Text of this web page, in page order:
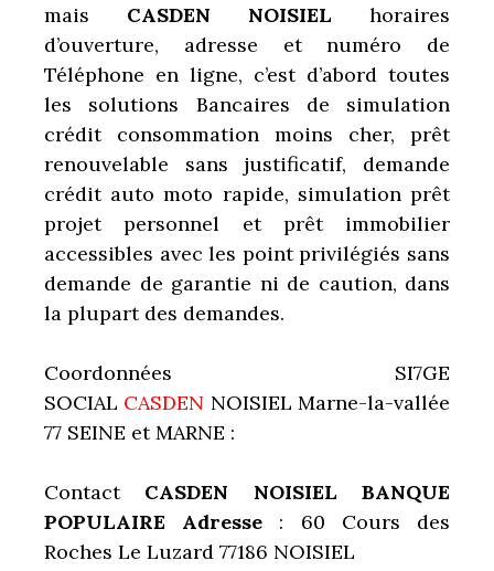
mais CASDEN NOISIEL horaires
d’ouverture, adresse et numéro de
Téléphone en ligne, c’est d’abord toutes
les solutions Bancaires de simulation
crédit consommation moins cher, prêt
renouvelable sans justificatif, demande
crédit auto moto rapide, simulation prêt
projet personnel et prêt immobilier
accessibles avec les point privilégiés sans
demande de garantie ni de caution, dans
la plupart des demandes.
Coordonnées SI7GE
SOCIAL CASDEN NOISIEL Marne-la-vallée
77 SEINE et MARNE :
Contact CASDEN NOISIEL BANQUE
POPULAIRE Adresse : 60 Cours des
Roches Le Luzard 77186 NOISIEL